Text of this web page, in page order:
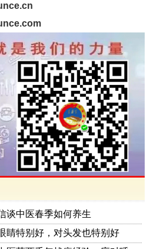
谈中医春季如何养生
睛特别好，对头发也特别好